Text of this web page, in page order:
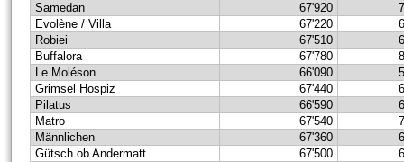
Samedan
67'920
Evolène / Villa
67'220
Robiei
67'510
Buffalora
67'780
Le Moléson
66'090
Grimsel Hospiz
67'440
Pilatus
66'590
Matro
67'540
Männlichen
67'360
Gütsch ob Andermatt
67'500